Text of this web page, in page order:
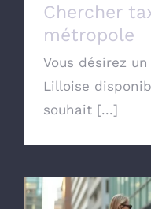
Chercher
métropole
Vous désirez
Lilloise
souhait [...]